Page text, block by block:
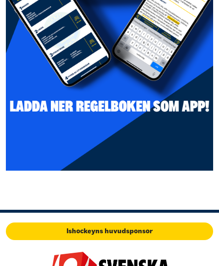
Ishockeyns huvudsponsor